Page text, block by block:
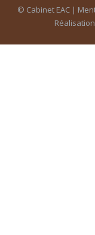
© Cabinet EAC |